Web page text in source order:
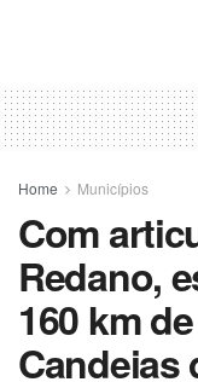
Home Municípios
Com
Redano,
160 km
Candeias